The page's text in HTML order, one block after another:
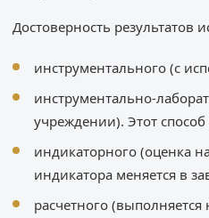
Достоверность
инструментального (с
инструментально-
учреждении). Этот
индикаторного (оценка
индикатора меняется в
расчетного